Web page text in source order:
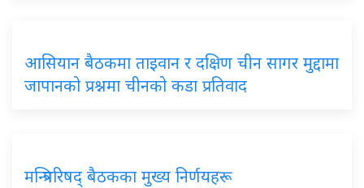
आसियान बैठकमा ताइवान र दक्षिण चीन सागर मुद्दामा
जापानको प्रश्नमा चीनको कडा प्रतिवाद
मन्त्रिपरिषद् बैठकका मुख्य निर्णयहरू